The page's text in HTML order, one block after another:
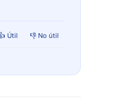
Útil 👎 No útil